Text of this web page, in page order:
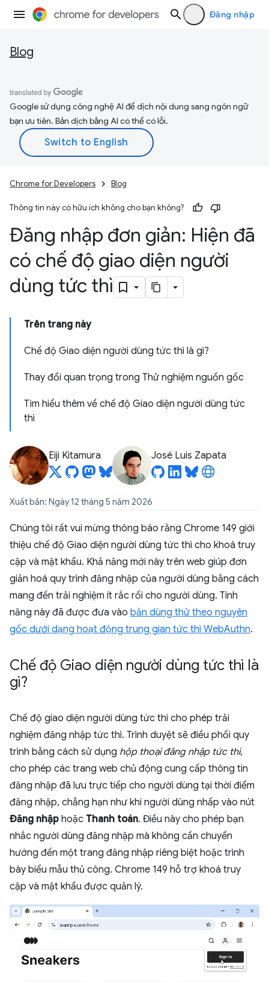
Đăng nhập
Blog
Google sử dụng công nghệ AI để dịch nội dung sang ngôn ngữ
bạn ưu tiên. Bản dịch bằng AI có thể có lỗi.
Chrome for Developers Blog
Thông tin này có hữu ích không cho bạn không?
Đăng nhập đơn giản: Hiện đã
có chế độ giao diện người
dùng tức thì
Trên trang này
Chế độ Giao diện người dùng tức thì là gì?
Thay đổi quan trọng trong Thử nghiệm nguồn gốc
Tìm hiểu thêm về chế độ Giao diện người dùng tức
thì
Eiji Kitamura José Luis Zapata
Xuất bản: Ngày 12 tháng 5 năm 2026
Chúng tôi rất vui mừng thông báo rằng Chrome 149 giới
thiệu chế độ Giao diện người dùng tức thì cho khoá truy
cập và mật khẩu. Khả năng mới này trên web giúp đơn
giản hoá quy trình đăng nhập của người dùng bằng cách
mang đến trải nghiệm ít rắc rối cho người dùng. Tính
năng này đã được đưa vào bản dùng thử theo nguyên
gốc dưới dạng hoạt động trung gian tức thì WebAuthn.
Chế độ Giao diện người dùng tức thì là
gì?
Chế độ giao diện người dùng tức thì cho phép trải
nghiệm đăng nhập tức thì. Trình duyệt sẽ điều phối quy
trình bằng cách sử dụng hộp thoại đăng nhập tức thì,
cho phép các trang web chủ động cung cấp thông tin
đăng nhập đã lưu trực tiếp cho người dùng tại thời điểm
đăng nhập, chẳng hạn như khi người dùng nhấp vào nút
Đăng nhập hoặc Thanh toán. Điều này cho phép bạn
nhắc người dùng đăng nhập mà không cần chuyển
hướng đến một trang đăng nhập riêng biệt hoặc trình
bày biểu mẫu thủ công. Chrome 149 hỗ trợ khoá truy
cập và mật khẩu được quản lý.